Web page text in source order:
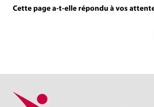
Cette page a-t-elle répondu à vos